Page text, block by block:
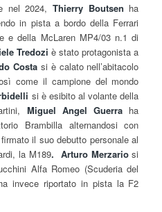
nel 2024,Thierry Boutsen ha
in pista a bordo della Ferrari
e della McLaren MP4/03 n.1 di
Tredozi è stato protagonista a
Costasi è calato nell’abitacolo
come il campione del mondo
si è esibito al volante della
Miguel Angel Guerra ha
Brambilla alternandosi con
il suo debutto personale al
la M189. Arturo Merzariosi
Alfa Romeo (Scuderia del
invece riportato in pista la F2